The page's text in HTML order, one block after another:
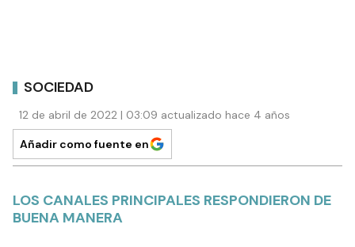
SOCIEDAD
12 de abril de 2022 | 03:09 actualizado hace 4 años
Añadir como fuente en
LOS CANALES PRINCIPALES RESPONDIERON DE
BUENA MANERA